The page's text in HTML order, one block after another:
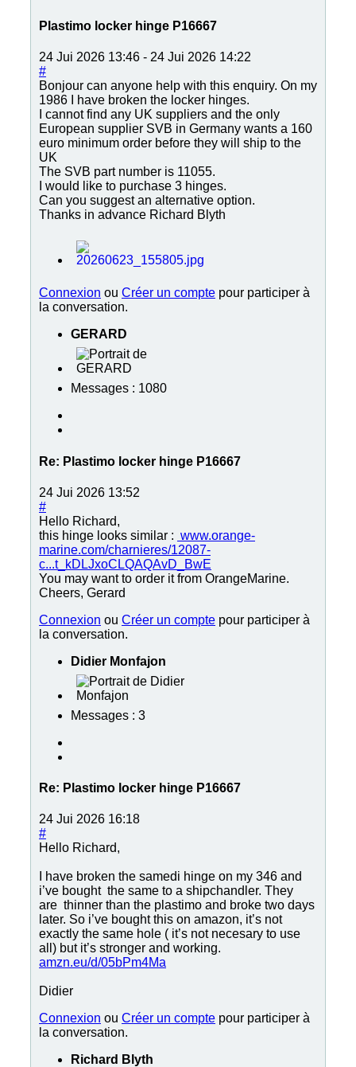
Plastimo locker hinge P16667
24 Jui 2026 13:46 - 24 Jui 2026 14:22
#
Bonjour can anyone help with this enquiry. On my
1986 I have broken the locker hinges.
I cannot find any UK suppliers and the only
European supplier SVB in Germany wants a 160
euro minimum order before they will ship to the
UK
The SVB part number is 11055.
I would like to purchase 3 hinges.
Can you suggest an alternative option.
Thanks in advance Richard Blyth
Connexion ou Créer un compte pour participer à
la conversation.
GERARD
Messages : 1080
Re: Plastimo locker hinge P16667
24 Jui 2026 13:52
#
Hello Richard,
this hinge looks similar : www.orange-
marine.com/charnieres/12087-
c...t_kDLJxoCLQAQAvD_BwE
You may want to order it from OrangeMarine.
Cheers, Gerard
Connexion ou Créer un compte pour participer à
la conversation.
Didier Monfajon
Messages : 3
Re: Plastimo locker hinge P16667
24 Jui 2026 16:18
#
Hello Richard,
I have broken the samedi hinge on my 346 and
i’ve bought the same to a shipchandler. They
are thinner than the plastimo and broke two days
later. So i’ve bought this on amazon, it’s not
exactly the same hole ( it’s not necesary to use
all) but it’s stronger and working.
amzn.eu/d/05bPm4Ma
Didier
Connexion ou Créer un compte pour participer à
la conversation.
Richard Blyth